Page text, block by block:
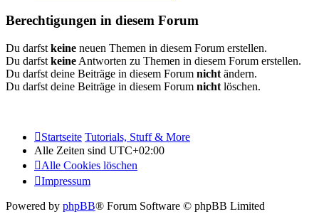
Berechtigungen in diesem Forum
Du darfst keine neuen Themen in diesem Forum erstellen.
Du darfst keine Antworten zu Themen in diesem Forum erstellen.
Du darfst deine Beiträge in diesem Forum nicht ändern.
Du darfst deine Beiträge in diesem Forum nicht löschen.
Startseite Tutorials, Stuff & More
Alle Zeiten sind UTC+02:00
Alle Cookies löschen
Impressum
Powered by phpBB® Forum Software © phpBB Limited